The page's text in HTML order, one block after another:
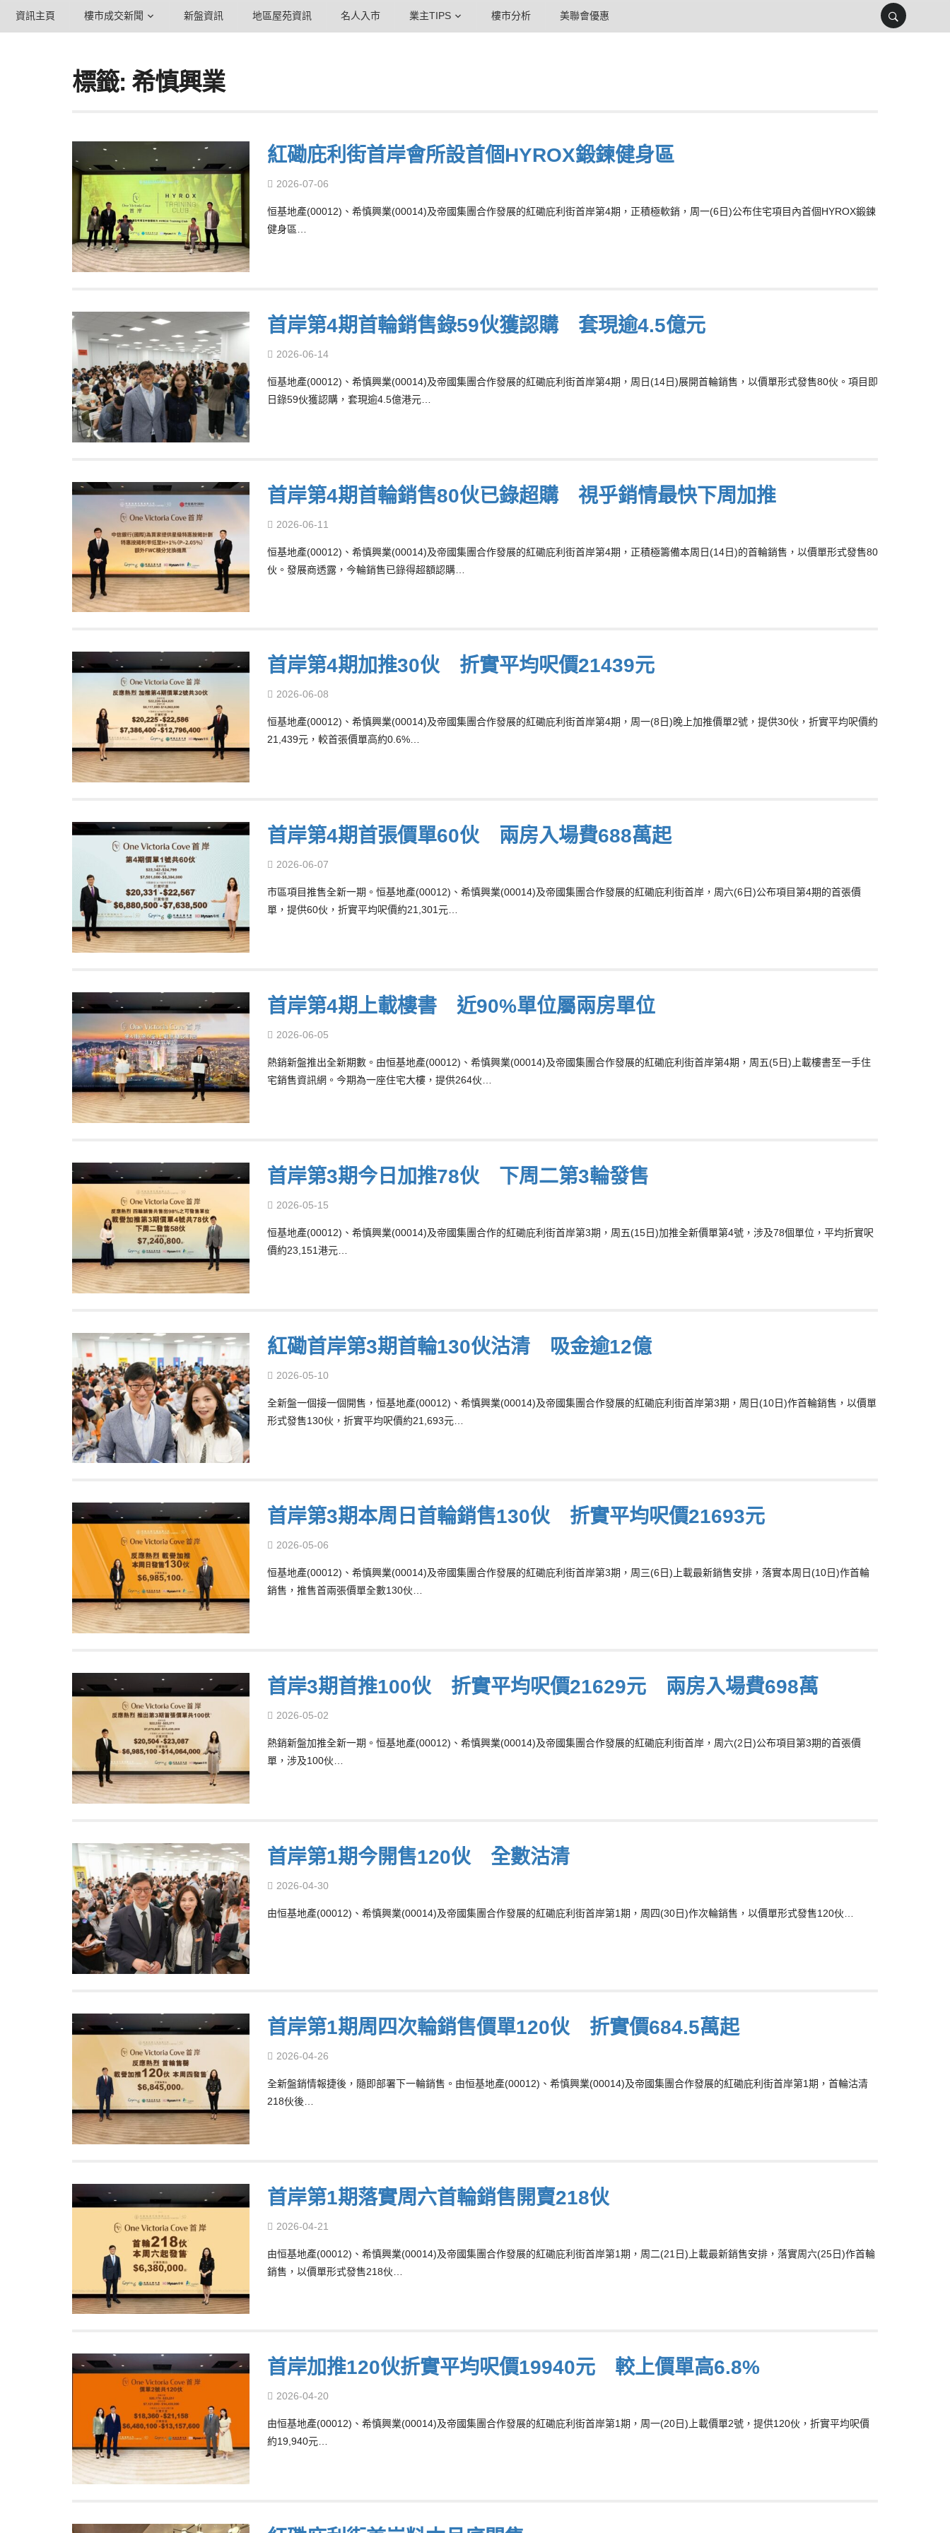
資訊主頁 樓市成交新聞 新盤資訊 地區屋苑資訊 名人入市 業主TIPS 樓市分析 美聯會優惠
標籤: 希慎興業
紅磡庇利街首岸會所設首個HYROX鍛鍊健身區
2026-07-06
恒基地產(00012)、希慎興業(00014)及帝國集團合作發展的紅磡庇利街首岸第4期，正積極軟銷，周一(6日)公布住宅項目內首個HYROX鍛鍊
健身區…
首岸第4期首輪銷售錄59伙獲認購 套現逾4.5億元
2026-06-14
恒基地產(00012)、希慎興業(00014)及帝國集團合作發展的紅磡庇利街首岸第4期，周日(14日)展開首輪銷售，以價單形式發售80伙。項目即
日錄59伙獲認購，套現逾4.5億港元…
首岸第4期首輪銷售80伙已錄超購 視乎銷情最快下周加推
2026-06-11
恒基地產(00012)、希慎興業(00014)及帝國集團合作發展的紅磡庇利街首岸第4期，正積極籌備本周日(14日)的首輪銷售，以價單形式發售80
伙。發展商透露，今輪銷售已錄得超額認購…
首岸第4期加推30伙 折實平均呎價21439元
2026-06-08
恒基地產(00012)、希慎興業(00014)及帝國集團合作發展的紅磡庇利街首岸第4期，周一(8日)晚上加推價單2號，提供30伙，折實平均呎價約
21,439元，較首張價單高約0.6%…
首岸第4期首張價單60伙 兩房入場費688萬起
2026-06-07
市區項目推售全新一期。恒基地產(00012)、希慎興業(00014)及帝國集團合作發展的紅磡庇利街首岸，周六(6日)公布項目第4期的首張價
單，提供60伙，折實平均呎價約21,301元…
首岸第4期上載樓書 近90%單位屬兩房單位
2026-06-05
熱銷新盤推出全新期數。由恒基地產(00012)、希慎興業(00014)及帝國集團合作發展的紅磡庇利街首岸第4期，周五(5日)上載樓書至一手住
宅銷售資訊網。今期為一座住宅大樓，提供264伙…
首岸第3期今日加推78伙 下周二第3輪發售
2026-05-15
恒基地產(00012)、希慎興業(00014)及帝國集團合作的紅磡庇利街首岸第3期，周五(15日)加推全新價單第4號，涉及78個單位，平均折實呎
價約23,151港元…
紅磡首岸第3期首輪130伙沽清 吸金逾12億
2026-05-10
全新盤一個接一個開售，恒基地產(00012)、希慎興業(00014)及帝國集團合作發展的紅磡庇利街首岸第3期，周日(10日)作首輪銷售，以價單
形式發售130伙，折實平均呎價約21,693元…
首岸第3期本周日首輪銷售130伙 折實平均呎價21693元
2026-05-06
恒基地產(00012)、希慎興業(00014)及帝國集團合作發展的紅磡庇利街首岸第3期，周三(6日)上載最新銷售安排，落實本周日(10日)作首輪
銷售，推售首兩張價單全數130伙…
首岸3期首推100伙 折實平均呎價21629元 兩房入場費698萬
2026-05-02
熱銷新盤加推全新一期。恒基地產(00012)、希慎興業(00014)及帝國集團合作發展的紅磡庇利街首岸，周六(2日)公布項目第3期的首張價
單，涉及100伙…
首岸第1期今開售120伙 全數沽清
2026-04-30
由恒基地產(00012)、希慎興業(00014)及帝國集團合作發展的紅磡庇利街首岸第1期，周四(30日)作次輪銷售，以價單形式發售120伙…
首岸第1期周四次輪銷售價單120伙 折實價684.5萬起
2026-04-26
全新盤銷情報捷後，隨即部署下一輪銷售。由恒基地產(00012)、希慎興業(00014)及帝國集團合作發展的紅磡庇利街首岸第1期，首輪沽清
218伙後…
首岸第1期落實周六首輪銷售開賣218伙
2026-04-21
由恒基地產(00012)、希慎興業(00014)及帝國集團合作發展的紅磡庇利街首岸第1期，周二(21日)上載最新銷售安排，落實周六(25日)作首輪
銷售，以價單形式發售218伙…
首岸加推120伙折實平均呎價19940元 較上價單高6.8%
2026-04-20
由恒基地產(00012)、希慎興業(00014)及帝國集團合作發展的紅磡庇利街首岸第1期，周一(20日)上載價單2號，提供120伙，折實平均呎價
約19,940元…